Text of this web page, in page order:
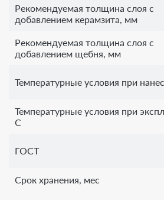
Рекомендуемая толщина слоя с
добавлением керамзита, мм
Рекомендуемая толщина слоя с
добавлением щебня, мм
Температурные условия при
Температурные условия при
С
ГОСТ
Срок хранения, мес